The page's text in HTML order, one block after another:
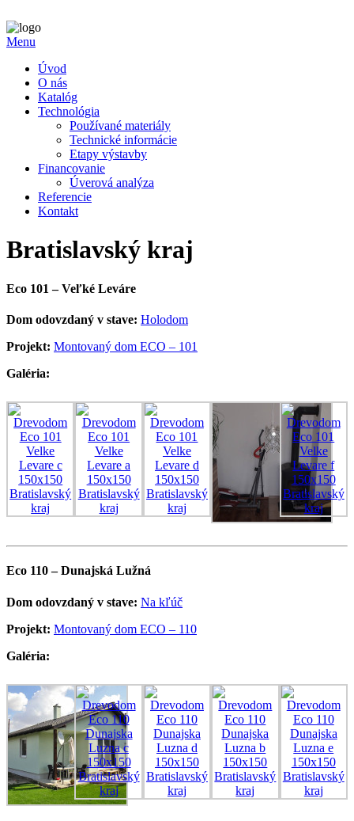
Menu
Úvod
O nás
Katalóg
Technológia
Používané materiály
Technické informácie
Etapy výstavby
Financovanie
Úverová analýza
Referencie
Kontakt
Bratislavský kraj
Eco 101 – Veľké Leváre
Dom odovzdaný v stave: Holodom
Projekt: Montovaný dom ECO – 101
Galéria:
Eco 110 – Dunajská Lužná
Dom odovzdaný v stave: Na kľúč
Projekt: Montovaný dom ECO – 110
Galéria: